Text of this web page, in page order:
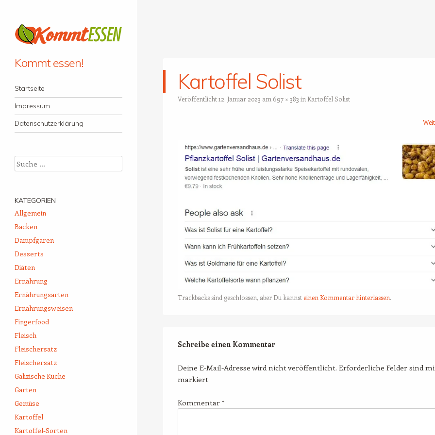
Kommt essen!
Menü
Zum Inhalt springen
Startseite
Impressum
Datenschutzerklärung
Kartoffel Solist
Veröffentlicht12. Januar 2023 am 697 × 383 in Kartoffel Solist
Trackbacks sind geschlossen, aber Du kannsteinen Kommentar hinterlassen.
Schreibe einen Kommentar
Deine E-Mail-Adresse wird nicht veröffentlicht. Erforderliche Felder sind
markiert
Kommentar *
Suche
KATEGORIEN
Allgemein
Backen
Dampfgaren
Desserts
Diäten
Ernährung
Ernährungsarten
Ernährungsweisen
Fingerfood
Fleisch
Fleischersatz
Fleischersatz
Galizische Küche
Garten
Gemüse
Kartoffel
Kartoffel-Sorten